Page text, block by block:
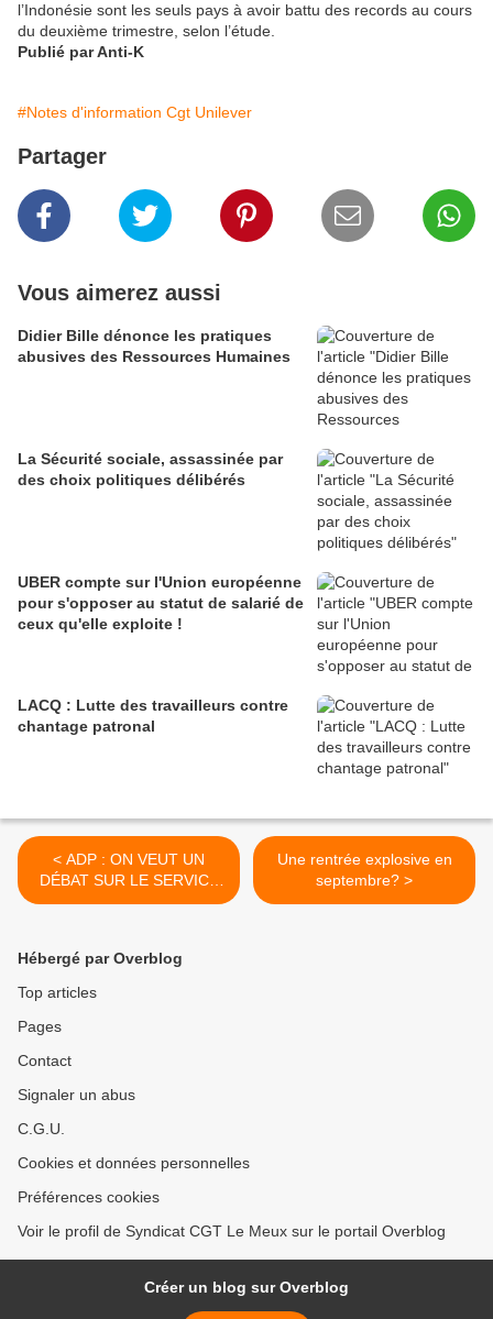
l’Indonésie sont les seuls pays à avoir battu des records au cours
du deuxième trimestre, selon l’étude.
Publié par Anti-K
#Notes d'information Cgt Unilever
Partager
Vous aimerez aussi
Didier Bille dénonce les pratiques
abusives des Ressources Humaines
La Sécurité sociale, assassinée par
des choix politiques délibérés
UBER compte sur l'Union européenne
pour s'opposer au statut de salarié de
ceux qu'elle exploite !
LACQ : Lutte des travailleurs contre
chantage patronal
< ADP : ON VEUT UN
DÉBAT SUR LE SERVICE
PUBLIC AÉROPORTUAIRE
Une rentrée explosive en
septembre? >
Hébergé par Overblog
Top articles
Pages
Contact
Signaler un abus
C.G.U.
Cookies et données personnelles
Préférences cookies
Voir le profil de Syndicat CGT Le Meux sur le portail Overblog
Créer un blog sur Overblog